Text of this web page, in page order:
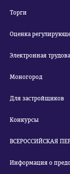
Торги
Оценка
Электронная
Моногород
Для застройщиков
Конкурсы
ВСЕРОССИЙСКАЯ
Информация о